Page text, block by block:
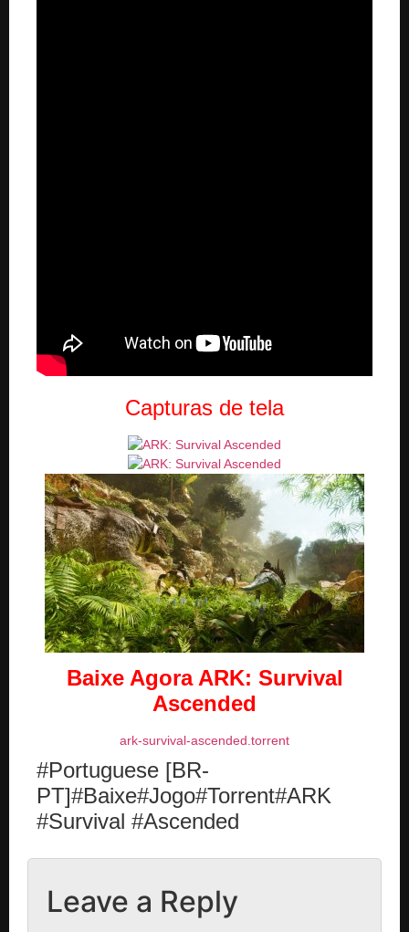
Capturas de tela
Baixe Agora ARK: Survival
Ascended
ark-survival-ascended.torrent
#Portuguese [BR-
PT]#Baixe#Jogo#Torrent#ARK
#Survival #Ascended
Leave a Reply